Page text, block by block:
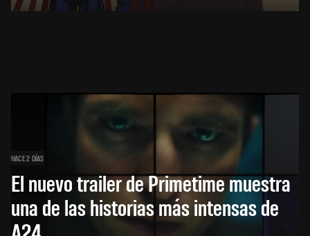
HACE 2 DÍAS
El nuevo trailer de Primetime muestra
una de las historias más intensas de